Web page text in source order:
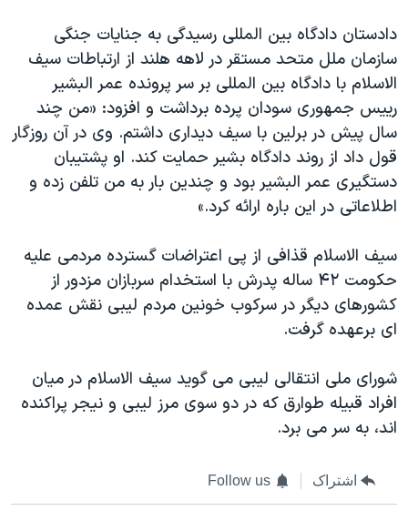
دادستان دادگاه بین المللی رسیدگی به جنایات جنگی
سازمان ملل متحد مستقر در لاهه هلند از ارتباطات سیف
الاسلام با دادگاه بین المللی بر سر پرونده عمر البشیر
رییس جمهوری سودان پرده برداشت و افزود: «من چند
سال پیش در برلین با سیف دیداری داشتم. وی در آن روزگار
قول داد از روند دادگاه بشیر حمایت کند. او پشتیبان
دستگیری عمر البشیر بود و چندین بار به من تلفن زده و
اطلاعاتی در این باره ارائه کرد.»
سیف الاسلام قذافی از پی اعتراضات گسترده مردمی علیه
حکومت ۴۲ ساله پدرش با استخدام سربازان مزدور از
کشورهای دیگر در سرکوب خونین مردم لیبی نقش عمده
ای برعهده گرفت.
شورای ملی انتقالی لیبی می گوید سیف الاسلام در میان
افراد قبیله طوارق که در دو سوی مرز لیبی و نیجر پراکنده
اند، به سر می برد.
اشتراک Follow us